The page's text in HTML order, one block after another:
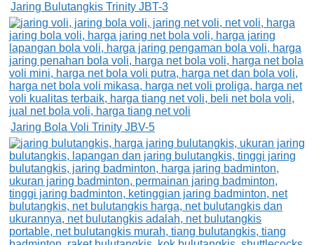
Jaring Bulutangkis Trinity JBT-3
Jaring Bola Voli Trinity JBV-5